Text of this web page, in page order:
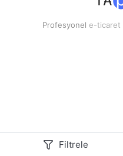
Filtrele
Profesyonel e-ticaret